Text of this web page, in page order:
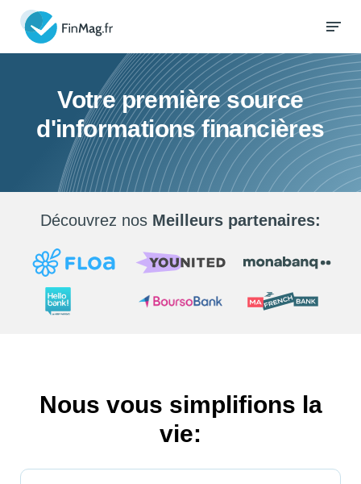
Votre première source
d'informations financières
Découvrez nos Meilleurs partenaires:
Nous vous simplifions la
vie: